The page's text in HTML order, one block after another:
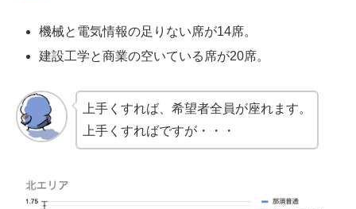
機械と電気情報の足りない席が14席。
建設工学と商業の空いている席が20席。
上手くすれば、希望者全員が座れます。
上手くすればですが・・・